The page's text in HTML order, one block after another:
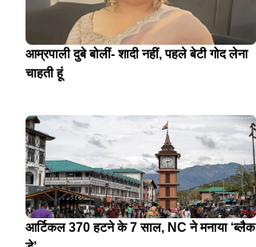
आम्रपाली दुबे बोलीं- शादी नहीं, पहले बेटी गोद लेना
चाहती हूं
आर्टिकल 370 हटने के 7 साल, NC ने मनाया ‘ब्लैक